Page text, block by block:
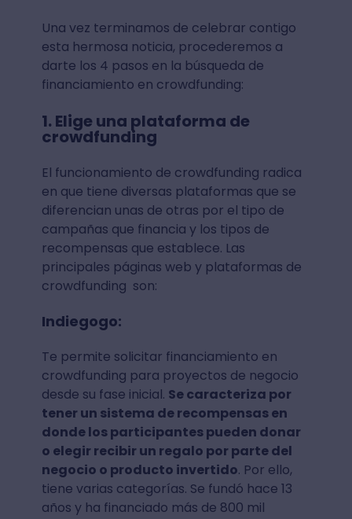
Una vez terminamos de celebrar contigo
esta hermosa noticia, procederemos a
darte los 4 pasos en la búsqueda de
financiamiento en crowdfunding:
1. Elige una plataforma de
crowdfunding
El funcionamiento de crowdfunding radica
en que tiene diversas plataformas que se
diferencian unas de otras por el tipo de
campañas que financia y los tipos de
recompensas que establece. Las
principales páginas web y plataformas de
crowdfunding son:
Indiegogo:
Te permite solicitar financiamiento en
crowdfunding para proyectos de negocio
desde su fase inicial. Se caracteriza por
tener un sistema de recompensas en
donde los participantes pueden donar
o elegir recibir un regalo por parte del
negocio o producto invertido. Por ello,
tiene varias categorías. Se fundó hace 13
años y ha financiado más de 800 mil